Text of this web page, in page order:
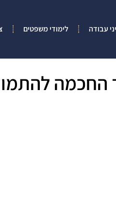
עבודה לימודי משפטים
החכמה